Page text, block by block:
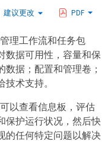
建议更改 PDF
理工作流和任务包
数据可用性，容量和保
据；配置和管理卷；
术支持。
以查看信息板，评估
保护运行状况，然后快
的任何特定问题以解决